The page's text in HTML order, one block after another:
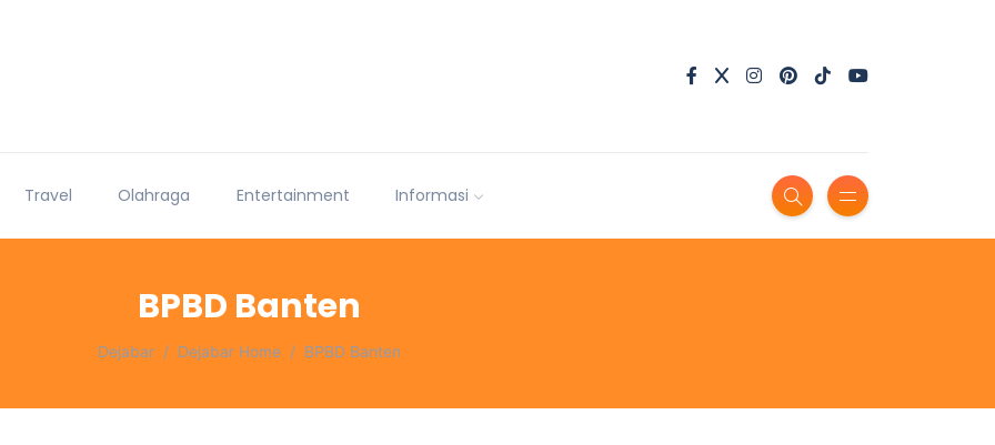
Travel Olahraga Entertainment Informasi
BPBD Banten
Dejabar Dejabar Home BPBD Banten